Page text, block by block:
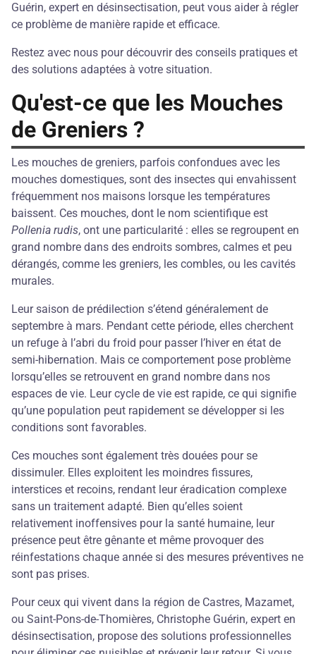
Guérin, expert en désinsectisation, peut vous aider à régler
ce problème de manière rapide et efficace.
Restez avec nous pour découvrir des conseils pratiques et
des solutions adaptées à votre situation.
Qu'est-ce que les Mouches
de Greniers ?
Les mouches de greniers, parfois confondues avec les
mouches domestiques, sont des insectes qui envahissent
fréquemment nos maisons lorsque les températures
baissent. Ces mouches, dont le nom scientifique est
Pollenia rudis, ont une particularité : elles se regroupent en
grand nombre dans des endroits sombres, calmes et peu
dérangés, comme les greniers, les combles, ou les cavités
murales.
Leur saison de prédilection s’étend généralement de
septembre à mars. Pendant cette période, elles cherchent
un refuge à l’abri du froid pour passer l’hiver en état de
semi-hibernation. Mais ce comportement pose problème
lorsqu’elles se retrouvent en grand nombre dans nos
espaces de vie. Leur cycle de vie est rapide, ce qui signifie
qu’une population peut rapidement se développer si les
conditions sont favorables.
Ces mouches sont également très douées pour se
dissimuler. Elles exploitent les moindres fissures,
interstices et recoins, rendant leur éradication complexe
sans un traitement adapté. Bien qu’elles soient
relativement inoffensives pour la santé humaine, leur
présence peut être gênante et même provoquer des
réinfestations chaque année si des mesures préventives ne
sont pas prises.
Pour ceux qui vivent dans la région de Castres, Mazamet,
ou Saint-Pons-de-Thomières, Christophe Guérin, expert en
désinsectisation, propose des solutions professionnelles